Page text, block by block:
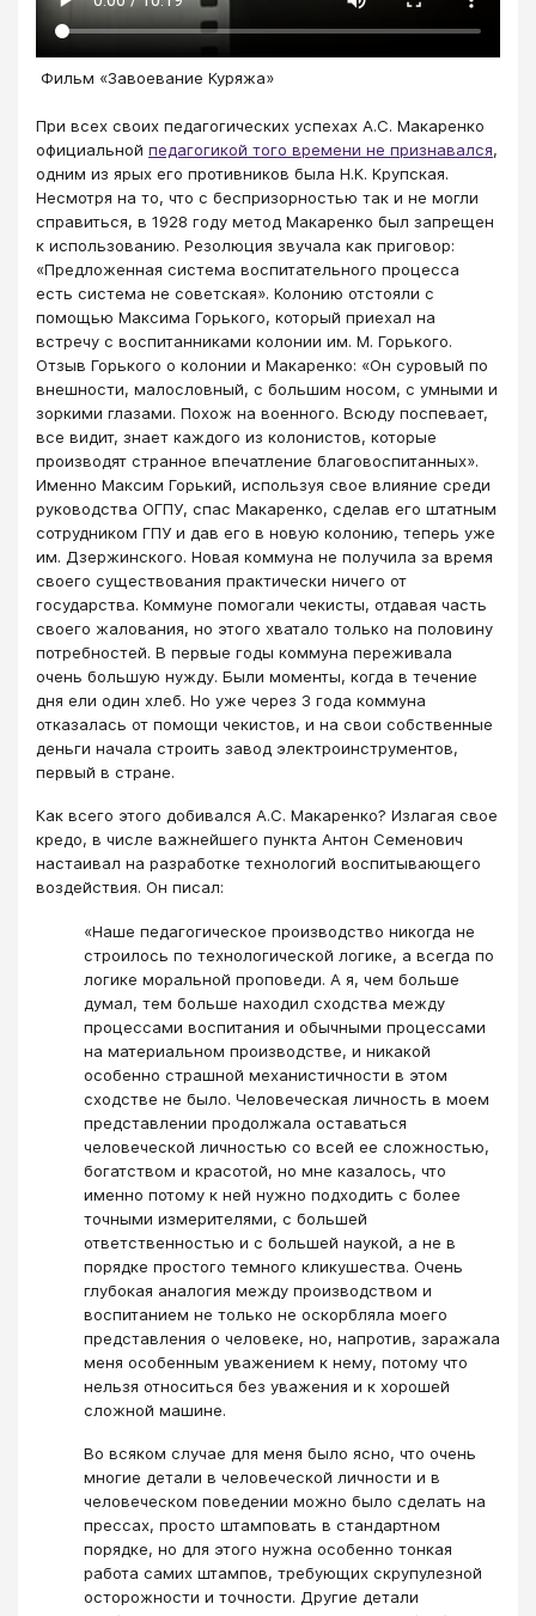
​ Фильм «Завоевание Куряжа» ​
При всех своих педагогических успехах А.С. Макаренко
официальной педагогикой того времени не признавался,
одним из ярых его противников была Н.К. Крупская.
Несмотря на то, что с беспризорностью так и не могли
справиться, в 1928 году метод Макаренко был запрещен
к использованию. Резолюция звучала как приговор:
«Предложенная система воспитательного процесса
есть система не советская». Колонию отстояли с
помощью Максима Горького, который приехал на
встречу с воспитанниками колонии им. М. Горького.
Отзыв Горького о колонии и Макаренко: «Он суровый по
внешности, малословный, с большим носом, с умными и
зоркими глазами. Похож на военного. Всюду поспевает,
все видит, знает каждого из колонистов, которые
производят странное впечатление благовоспитанных».
Именно Максим Горький, используя свое влияние среди
руководства ОГПУ, спас Макаренко, сделав его штатным
сотрудником ГПУ и дав его в новую колонию, теперь уже
им. Дзержинского. Новая коммуна не получила за время
своего существования практически ничего от
государства. Коммуне помогали чекисты, отдавая часть
своего жалования, но этого хватало только на половину
потребностей. В первые годы коммуна переживала
очень большую нужду. Были моменты, когда в течение
дня ели один хлеб. Но уже через 3 года коммуна
отказалась от помощи чекистов, и на свои собственные
деньги начала строить завод электроинструментов,
первый в стране.
Как всего этого добивался А.С. Макаренко? Излагая свое
кредо, в числе важнейшего пункта Антон Семенович
настаивал на разработке технологий воспитывающего
воздействия. Он писал:
«Наше педагогическое производство никогда не
строилось по технологической логике, а всегда по
логике моральной проповеди. А я, чем больше
думал, тем больше находил сходства между
процессами воспитания и обычными процессами
на материальном производстве, и никакой
особенно страшной механистичности в этом
сходстве не было. Человеческая личность в моем
представлении продолжала оставаться
человеческой личностью со всей ее сложностью,
богатством и красотой, но мне казалось, что
именно потому к ней нужно подходить с более
точными измерителями, с большей
ответственностью и с большей наукой, а не в
порядке простого темного кликушества. Очень
глубокая аналогия между производством и
воспитанием не только не оскорбляла моего
представления о человеке, но, напротив, заражала
меня особенным уважением к нему, потому что
нельзя относиться без уважения и к хорошей
сложной машине.
Во всяком случае для меня было ясно, что очень
многие детали в человеческой личности и в
человеческом поведении можно было сделать на
прессах, просто штамповать в стандартном
порядке, но для этого нужна особенно тонкая
работа самих штампов, требующих скрупулезной
осторожности и точности. Другие детали